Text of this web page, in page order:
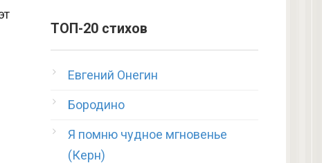
ТОП-20 стихов
Евгений Онегин
Бородино
Я помню чудное мгновенье
(Керн)